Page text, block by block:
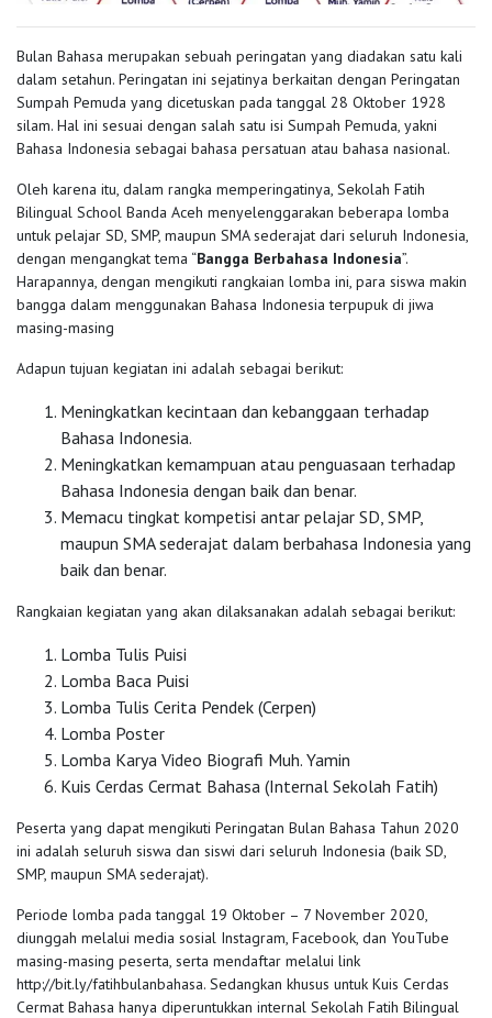
Bulan Bahasa merupakan sebuah peringatan yang diadakan satu kali
dalam setahun. Peringatan ini sejatinya berkaitan dengan Peringatan
Sumpah Pemuda yang dicetuskan pada tanggal 28 Oktober 1928
silam. Hal ini sesuai dengan salah satu isi Sumpah Pemuda, yakni
Bahasa Indonesia sebagai bahasa persatuan atau bahasa nasional.
Oleh karena itu, dalam rangka memperingatinya, Sekolah Fatih
Bilingual School Banda Aceh menyelenggarakan beberapa lomba
untuk pelajar SD, SMP, maupun SMA sederajat dari seluruh Indonesia,
dengan mengangkat tema “Bangga Berbahasa Indonesia”.
Harapannya, dengan mengikuti rangkaian lomba ini, para siswa makin
bangga dalam menggunakan Bahasa Indonesia terpupuk di jiwa
masing-masing
Adapun tujuan kegiatan ini adalah sebagai berikut:
Meningkatkan kecintaan dan kebanggaan terhadap
Bahasa Indonesia.
Meningkatkan kemampuan atau penguasaan terhadap
Bahasa Indonesia dengan baik dan benar.
Memacu tingkat kompetisi antar pelajar SD, SMP,
maupun SMA sederajat dalam berbahasa Indonesia yang
baik dan benar.
Rangkaian kegiatan yang akan dilaksanakan adalah sebagai berikut:
Lomba Tulis Puisi
Lomba Baca Puisi
Lomba Tulis Cerita Pendek (Cerpen)
Lomba Poster
Lomba Karya Video Biografi Muh. Yamin
Kuis Cerdas Cermat Bahasa (Internal Sekolah Fatih)
Peserta yang dapat mengikuti Peringatan Bulan Bahasa Tahun 2020
ini adalah seluruh siswa dan siswi dari seluruh Indonesia (baik SD,
SMP, maupun SMA sederajat).
Periode lomba pada tanggal 19 Oktober – 7 November 2020,
diunggah melalui media sosial Instagram, Facebook, dan YouTube
masing-masing peserta, serta mendaftar melalui link
http://bit.ly/fatihbulanbahasa. Sedangkan khusus untuk Kuis Cerdas
Cermat Bahasa hanya diperuntukkan internal Sekolah Fatih Bilingual